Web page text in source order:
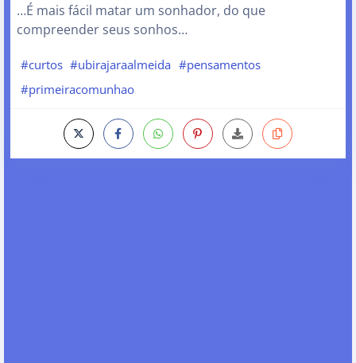
…É mais fácil matar um sonhador, do que
compreender seus sonhos…
#curtos #ubirajaraalmeida #pensamentos
#primeiracomunhao